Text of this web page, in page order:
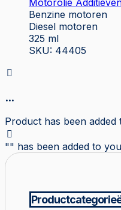
Benzine motoren
Diesel motoren
325 ml
SKU: 44405
...
Product has been added
"" has been added to